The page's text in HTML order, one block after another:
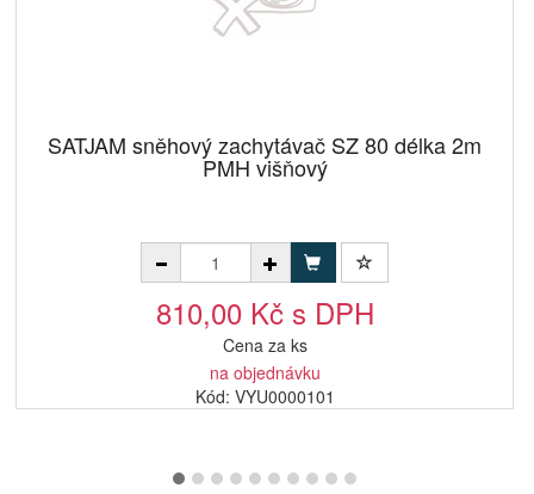
SATJAM sněhový zachytávač SZ 80 délka 2m
PMH višňový
810,00 Kč s DPH
Cena za ks
na objednávku
Kód: VYU0000101